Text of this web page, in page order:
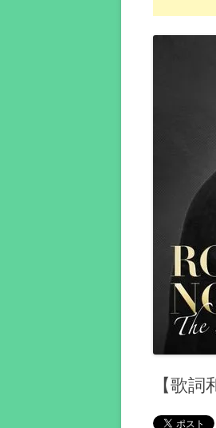
【歌